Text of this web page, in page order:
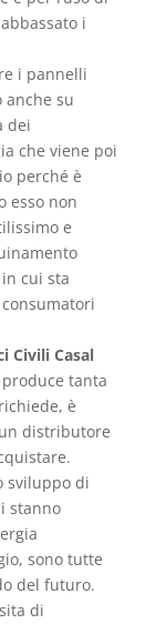
i
i pannelli
su
dei
che viene poi
perché è
esso non
e
cui sta
Civili Casal
tanta
è
distributore
sviluppo di
stanno
sono tutte
del futuro.
di